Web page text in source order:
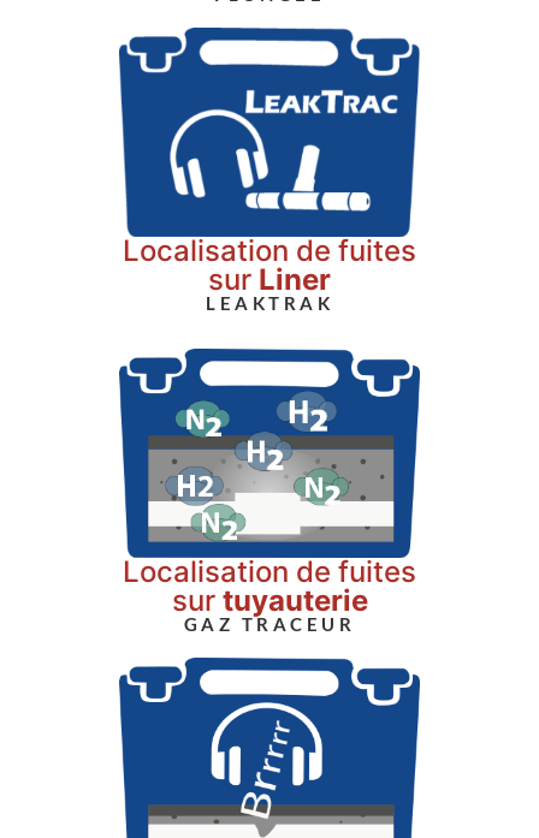
Localisation de fuites
sur Liner
LEAKTRAK
Localisation de fuites
sur tuyauterie
GAZ TRACEUR